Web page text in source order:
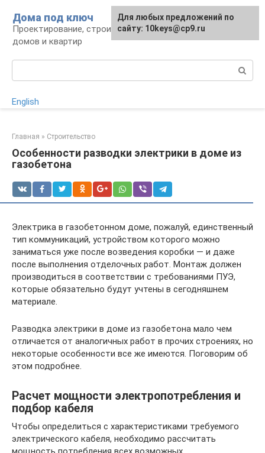
контенту
Дома под ключ
Проектирование, строительство и отделка
домов и квартир
English
Главная » Строительство
Особенности разводки электрики в доме из
газобетона
Электрика в газобетонном доме, пожалуй, единственный
тип коммуникаций, устройством которого можно
заниматься уже после возведения коробки — и даже
после выполнения отделочных работ. Монтаж должен
производиться в соответствии с требованиями ПУЭ,
которые обязательно будут учтены в сегодняшнем
материале.
Разводка электрики в доме из газобетона мало чем
отличается от аналогичных работ в прочих строениях, но
некоторые особенности все же имеются. Поговорим об
этом подробнее.
Расчет мощности электропотребления и
подбор кабеля
Чтобы определиться с характеристиками требуемого
электрического кабеля, необходимо рассчитать
Для любых предложений по
сайту: 10keys@cp9.ru